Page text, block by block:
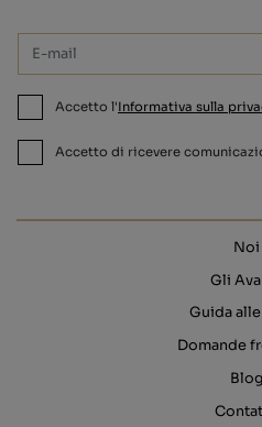
Accetto l'Informativa sulla
Accetto di ricevere
Noi
Gli
Guida
Domande
Blog